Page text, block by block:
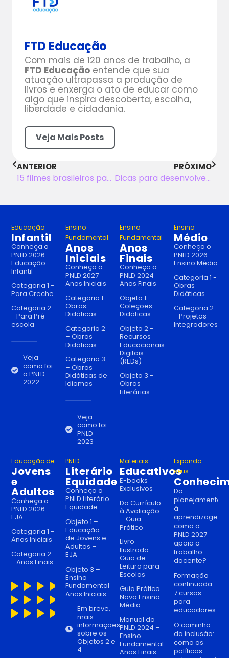
FTD Educação
Com mais de 120 anos de trabalho, a
FTD Educação entende que sua
atuação ultrapassa a produção de
livros e enxerga o ato de educar como
algo que inspira descoberta, escolha,
liberdade e cidadania.
Veja Mais Posts
ANTERIOR
15 filmes brasileiros para usar da Educação Infantil à EJA e transformar suas aulas
PRÓXIMO
Dicas para desenvolver habilidades da BNCC na prática
Educação
Infantil
Conheça o
PNLD 2026
Educação
Infantil
Categoria 1 -
Para Creche
Categoria 2
- Para Pré-
escola
Veja
como foi
o PNLD
2022
Ensino
Fundamental
Anos
Iniciais
Conheça o
PNLD 2027
Anos Iniciais
Categoria 1 –
Obras
Didáticas
Categoria 2
– Obras
Didáticas
Categoria 3
– Obras
Didáticas de
Idiomas
Veja
como foi
PNLD
2023
Ensino
Fundamental
Anos
Finais
Conheça o
PNLD 2024
Anos Finais
Objeto 1 -
Coleções
Didáticas
Objeto 2 -
Recursos
Educacionais
Digitais
(REDs)
Objeto 3 -
Obras
Literárias
Ensino
Médio
Conheça o
PNLD 2026
Ensino Médio
Categoria 1 -
Obras
Didáticas
Categoria 2
- Projetos
Integradores
Educação de
Jovens
e
Adultos
Conheça o
PNLD 2026
EJA
Categoria 1 -
Anos Iniciais
Categoria 2
- Anos Finais
PNLD
Literário
Equidade
Conheça o
PNLD Literário
Equidade
Objeto 1 –
Educação
de Jovens e
Adultos –
EJA
Objeto 3 –
Ensino
Fundamental
Anos Iniciais
Em breve,
mais
informações
sobre os
Objetos 2 e
4
Materiais
Educativos
E-books
Exclusivos
Do Currículo
à Avaliação
– Guia
Prático
Livro
Ilustrado –
Guia de
Leitura para
Escolas
Guia Prático
Novo Ensino
Médio
Manual do
PNLD 2024 –
Ensino
Fundamental
Anos Finais
Expanda
seus
Do
planejamento
à
aprendizagem:
como o
PNLD 2027
apoia o
trabalho
docente?
Formação
continuada:
7 cursos
para
educadores
O caminho
da inclusão:
como as
políticas